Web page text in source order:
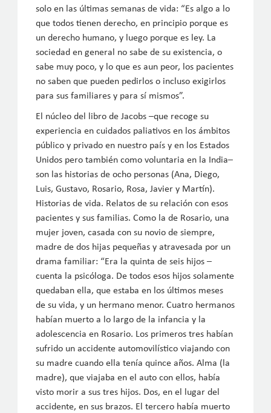
solo en las últimas semanas de vida: “Es algo a lo
que todos tienen derecho, en principio porque es
un derecho humano, y luego porque es ley. La
sociedad en general no sabe de su existencia, o
sabe muy poco, y lo que es aun peor, los pacientes
no saben que pueden pedirlos o incluso exigirlos
para sus familiares y para sí mismos”.
El núcleo del libro de Jacobs –que recoge su
experiencia en cuidados paliativos en los ámbitos
público y privado en nuestro país y en los Estados
Unidos pero también como voluntaria en la India–
son las historias de ocho personas (Ana, Diego,
Luis, Gustavo, Rosario, Rosa, Javier y Martín).
Historias de vida. Relatos de su relación con esos
pacientes y sus familias. Como la de Rosario, una
mujer joven, casada con su novio de siempre,
madre de dos hijas pequeñas y atravesada por un
drama familiar: “Era la quinta de seis hijos –
cuenta la psicóloga. De todos esos hijos solamente
quedaban ella, que estaba en los últimos meses
de su vida, y un hermano menor. Cuatro hermanos
habían muerto a lo largo de la infancia y la
adolescencia en Rosario. Los primeros tres habían
sufrido un accidente automovilístico viajando con
su madre cuando ella tenía quince años. Alma (la
madre), que viajaba en el auto con ellos, había
visto morir a sus tres hijos. Dos, en el lugar del
accidente, en sus brazos. El tercero había muerto